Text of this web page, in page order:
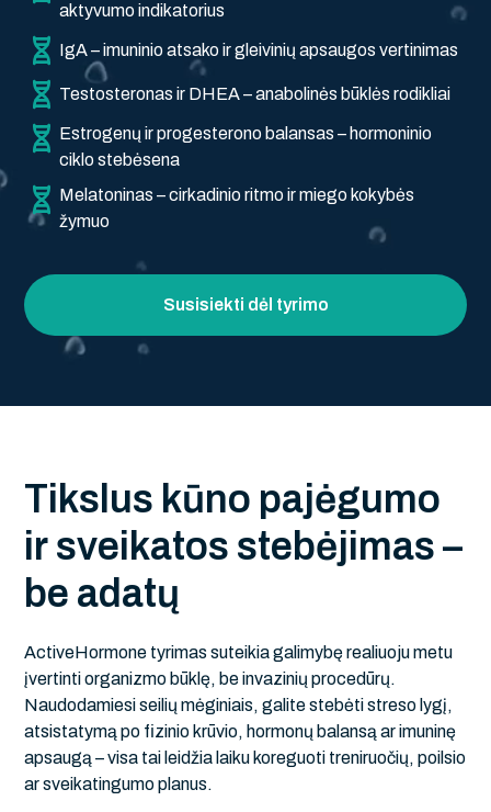
aktyvumo indikatorius
IgA – imuninio atsako ir gleivinių apsaugos vertinimas
Testosteronas ir DHEA – anabolinės būklės rodikliai
Estrogenų ir progesterono balansas – hormoninio
ciklo stebėsena
Melatoninas – cirkadinio ritmo ir miego kokybės
žymuo
Susisiekti dėl tyrimo
Ti ks us kūno pajėgumo
ir svei katos stebėjimas –
be adatų
ActiveHormone tyrimas suteikia galimybę realiuoju metu
įvertinti organizmo būklę, be invazinių procedūrų.
Naudodamiesi seilių mėginiais, galite stebėti streso lygį,
atsistatymą po fizinio krūvio, hormonų balansą ar imuninę
apsaugą – visa tai leidžia laiku koreguoti treniruočių, poilsio
ar sveikatingumo planus.